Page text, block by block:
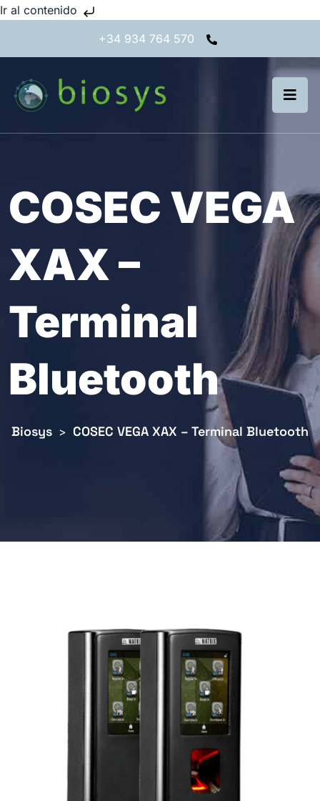
Ir al contenido
+34 934 764 570
COSEC VEGA
XAX –
Terminal
Bluetooth
Biosys > COSEC VEGA XAX – Terminal Bluetooth